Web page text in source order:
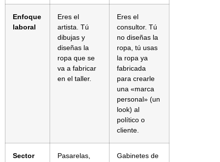
Enfoque
laboral
Eres el
artista. Tú
dibujas y
diseñas la
ropa que se
va a fabricar
en el taller.
Eres el
consultor. Tú
no diseñas la
ropa, tú usas
la ropa ya
fabricada
para crearle
una «marca
personal» (un
look) al
político o
cliente.
Sector
Pasarelas,
Gabinetes de